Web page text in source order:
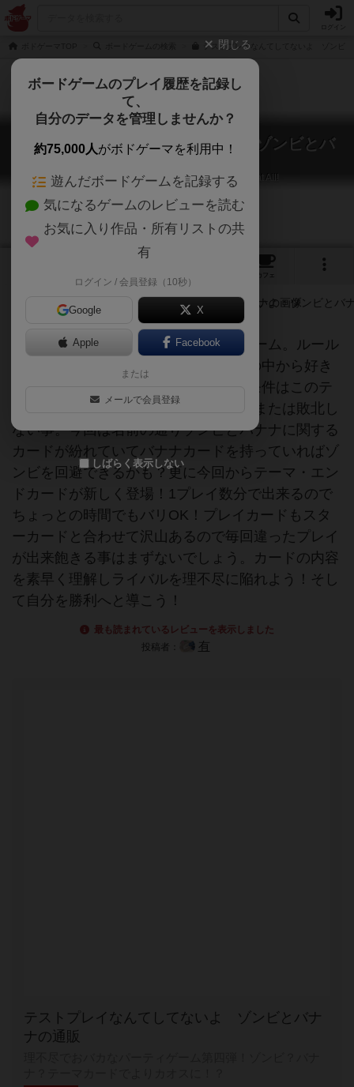
テストプレイなんてしてないよ ゾンビ
テストプレイなんてしてないよ：ゾンビとバ
We Didn't Playtest This Pasted-On Theme at All!
カフェ
プレイ人数が多ければ多い程楽しいゲーム。ルール
はとても簡単で山札から1枚引き手札の中から好き
なカードを1枚プレイするだけ。勝利条件はこのテ
ストプレイシリーズ同様勝利する事、または敗北し
ない事。今回は名前の通りゾンビとバナナに関する
カードが紛れていてバナナカードを持っていればゾ
ンビを回避できるかも？更に今回からテーマ・エン
ドカードが新しく登場！1プレイ数分で出来るので
ちょっとの時間でもバリOK！プレイカードもスタ
ーカードと合わせて沢山あるので毎回違ったプレイ
が出来飽きる事はまずないでしょう。カードの内容
を素早く理解しライバルを理不尽に陥れよう！そし
て自分を勝利へと導こう！
最も読まれているレビューを表示しました
投稿者：
有
テストプレイなんてしてないよ ゾンビとバナ
ナの通販
閉じる
ボードゲームのプレイ履歴を記録し
て、
自分のデータを管理しませんか？
約75,000人がボドゲーマを利用中！
遊んだボードゲームを記録する
気になるゲームのレビューを読む
お気に入り作品・所有リストの共
有
ログイン / 会員登録（10秒）
Google X
Apple Facebook
または
メールで会員登録
しばらく表示しない